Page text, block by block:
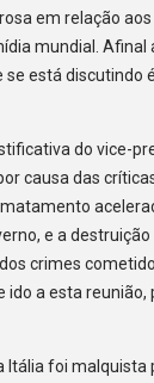
em relação
mundial. Afinal
está discutindo
do vice-
causa das
e a destruição
crimes
ido a esta reunião,
Itália foi malquista